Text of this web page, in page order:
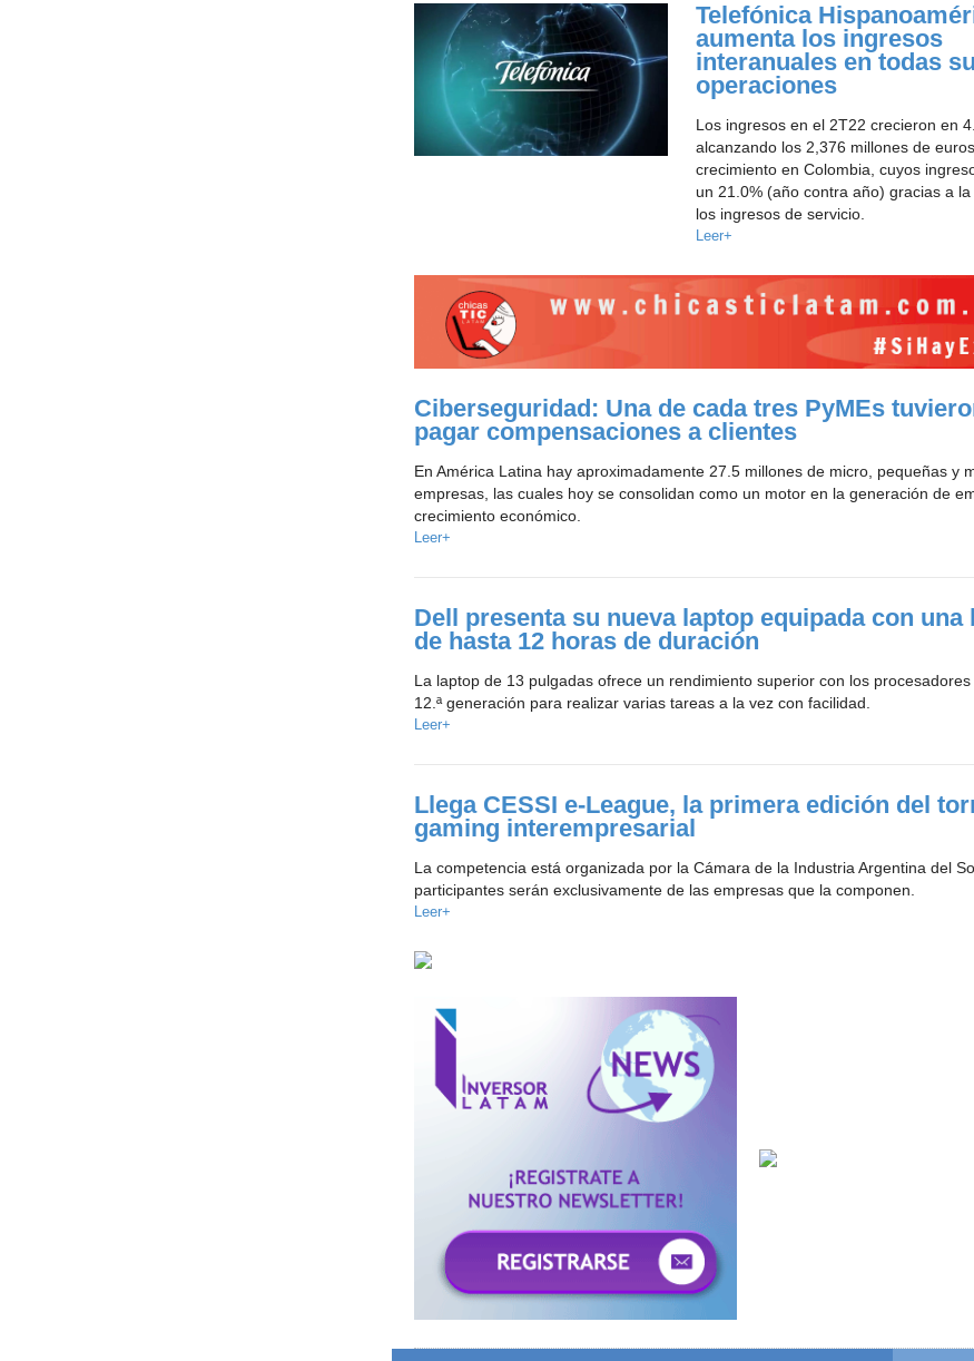
Telefónica
aumenta los ingresos
interanuales en todas
operaciones
Los ingresos en el 2T22 crecieron en
alcanzando los 2,376 millones de
crecimiento en Colombia, cuyos
un 21.0% (año contra año) gracias a
los ingresos de servicio.
Leer+
Ciberseguridad: Una de cada tres PyMEs
pagar compensaciones a clientes
En América Latina hay aproximadamente 27.5 millones de micro, pequeñas y
empresas, las cuales hoy se consolidan como un motor en la generación de
crecimiento económico.
Leer+
Dell presenta su nueva laptop equipada con una
de hasta 12 horas de duración
La laptop de 13 pulgadas ofrece un rendimiento superior con los
12.ª generación para realizar varias tareas a la vez con facilidad.
Leer+
Llega CESSI e-League, la primera edición del
gaming interempresarial
La competencia está organizada por la Cámara de la Industria Argentina del
participantes serán exclusivamente de las empresas que la componen.
Leer+